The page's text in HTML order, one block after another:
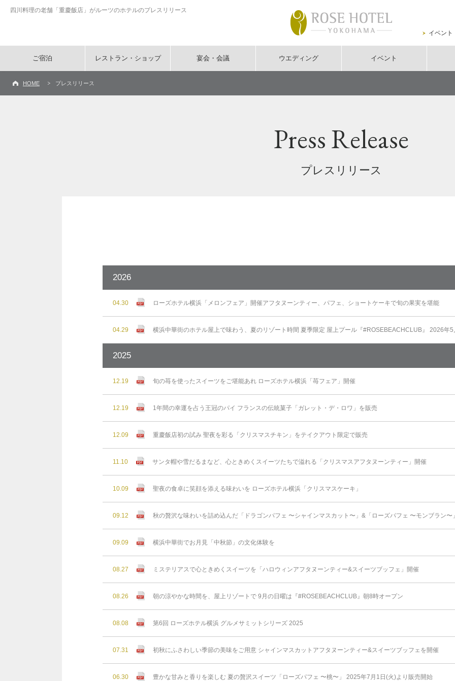
四川料理の老舗「重慶飯店」がルーツのホテルのプレスリリース
イベント
ご宿泊 レストラン・ショップ 宴会・会議 ウエディング イベント
HOME プレスリリース
Press Release
プレスリリース
2026
04.30 ローズホテル横浜「メロンフェア」開催アフタヌーンティー、パフェ、ショートケーキで旬の果実を堪能
04.29 横浜中華街のホテル屋上で味わう、夏のリゾート時間 夏季限定 屋上プール『#ROSEBEACHCLUB』 2026年
2025
12.19 旬の苺を使ったスイーツをご堪能あれ ローズホテル横浜「苺フェア」開催
12.19 1年間の幸運を占う王冠のパイ フランスの伝統菓子「ガレット・デ・ロワ」を販売
12.09 重慶飯店初の試み 聖夜を彩る「クリスマスチキン」をテイクアウト限定で販売
11.10 サンタ帽や雪だるまなど、心ときめくスイーツたちで溢れる「クリスマスアフタヌーンティー」開催
10.09 聖夜の食卓に笑顔を添える味わいを ローズホテル横浜「クリスマスケーキ」
09.12 秋の贅沢な味わいを詰め込んだ「ドラゴンパフェ 〜シャインマスカット〜」&「ローズパフェ 〜モンブラン〜
09.09 横浜中華街でお月見「中秋節」の文化体験を
08.27 ミステリアスで心ときめくスイーツを「ハロウィンアフタヌーンティー&スイーツブッフェ」開催
08.26 朝の涼やかな時間を、屋上リゾートで 9月の日曜は『#ROSEBEACHCLUB』朝8時オープン
08.08 第6回 ローズホテル横浜 グルメサミットシリーズ 2025
07.31 初秋にふさわしい季節の美味をご用意 シャインマスカットアフタヌーンティー&スイーツブッフェを開催
06.30 豊かな⽢みと⾹りを楽しむ 夏の贅沢スイーツ「ローズパフェ 〜桃〜」 2025年7⽉1⽇(⽕)より販売開始